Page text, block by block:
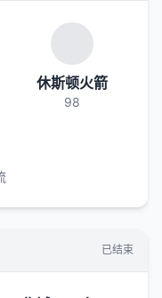
休斯顿火箭
98
已结束